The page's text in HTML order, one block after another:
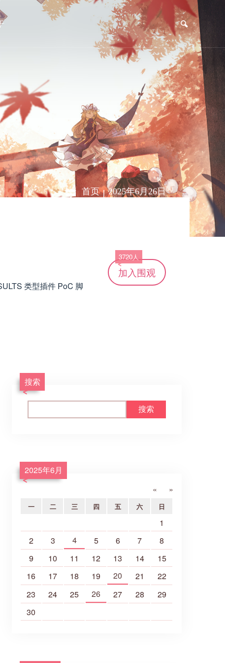
首页|2025年6月26日
类型插件 PoC 脚
加入
3720人
围观
搜索
«
2025年6月
»
一 二 三 四 五 六 日
1
2
3 4 5 6 7
8
9
10 11 12 13 14
15
16
17 18 19 20 21
22
23
24 25 26 27 28
29
30